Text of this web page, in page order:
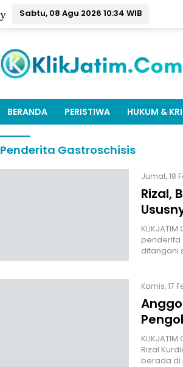
Sabtu, 08 Agu 2026 10:34 WIB
BERANDA PERISTIWA HUKUM &
Penderita Gastroschisis
Jumat, 18
Rizal,
penderita
ditangani
Kamis, 17
Rizal
berada di